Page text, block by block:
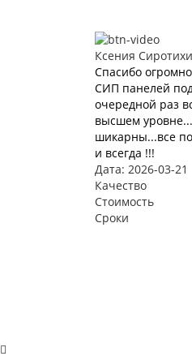
Ксения
Спасибо
СИП панелей
очередной раз
высшем
шикарны...все
и всегда !!!
Дата: 2026-03-21
Качество
Стоимость
Сроки